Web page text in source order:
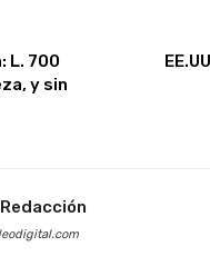
L. 700
y sin